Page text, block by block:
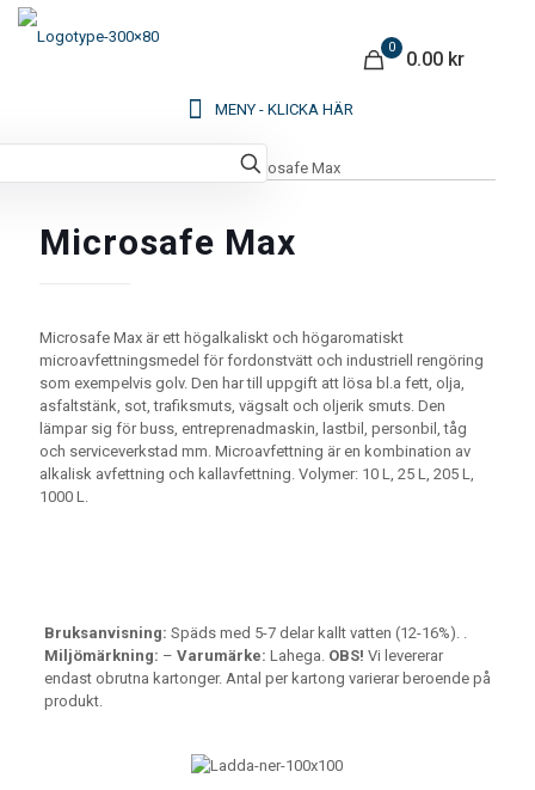
0
0.00 kr
/ Microsafe Max
Microsafe Max
Microsafe Max är ett högalkaliskt och högaromatiskt
microavfettningsmedel för fordonstvätt och industriell rengöring
som exempelvis golv. Den har till uppgift att lösa bl.a fett, olja,
asfaltstänk, sot, trafiksmuts, vägsalt och oljerik smuts. Den
lämpar sig för buss, entreprenadmaskin, lastbil, personbil, tåg
och serviceverkstad mm. Microavfettning är en kombination av
alkalisk avfettning och kallavfettning. Volymer: 10 L, 25 L, 205 L,
1000 L.
Bruksanvisning: Späds med 5-7 delar kallt vatten (12-16%). .
Miljömärkning: – Varumärke: Lahega. OBS! Vi levererar
endast obrutna kartonger. Antal per kartong varierar beroende på
produkt.